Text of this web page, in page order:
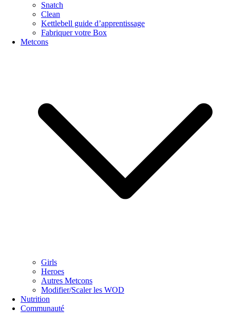
Snatch
Clean
Kettlebell guide d’apprentissage
Fabriquer votre Box
Metcons
Girls
Heroes
Autres Metcons
Modifier/Scaler les WOD
Nutrition
Communauté